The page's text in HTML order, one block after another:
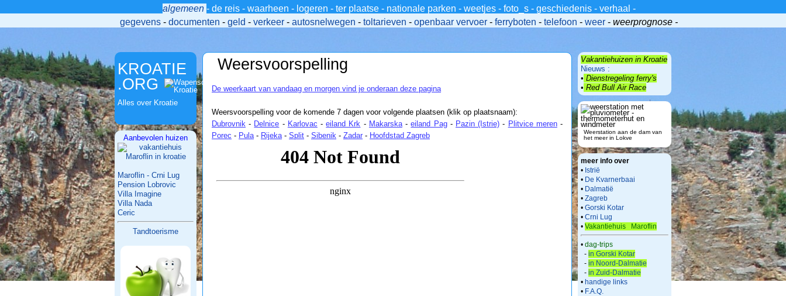
algemeen - de reis- waarheen - logeren - ter plaatse- nationale parken - weetjes- foto_s- geschiedenis- verhaal -
gegevens - documenten - geld - verkeer - autosnelwegen - toltarieven - openbaar vervoer - ferryboten - telefoon - weer - weerprognose -
KROATIE
.ORG
Alles over Kroatie
Aanbevolen huizen
Maroflin - Crni Lug
Pension Lobrovic
Villa Imagine
Villa Nada
Ceric
Tandtoerisme
Weersvoorspelling
De weerkaart van vandaag en morgen vind je onderaan deze pagina
Weersvoorspelling voor de komende 7 dagen voor volgende plaatsen (klik op plaatsnaam):
Dubrovnik - Delnice - Karlovac -eiland Krk - Makarska-eiland Pag- Pazin (Istrie) - Plitvice meren-
Porec - Pula- Rijeka- Split - Sibenik - Zadar - Hoofdstad Zagreb
Vakantiehuizen in Kroatie
Nieuws :
• Dienstregeling ferry's
• Red Bull Air Race
Weerstation aan de dam van
het meer in Lokve
meer info over
• Istrië
• De Kvarnerbaai
• Dalmatië
• Zagreb
• Gorski Kotar
• Crni Lug
• Vakantiehuis Maroflin
• dag-trips
- in Gorski Kotar
- in Noord-Dalmatie
- in Zuid-Dalmatie
• handige links
• F.A.Q.